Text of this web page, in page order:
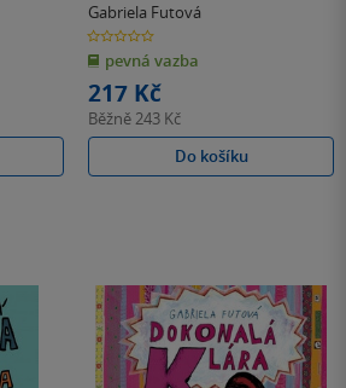
Gabriela Futová
0.0
z
5
hvězdiček
pevná vazba
217 Kč
Běžně243 Kč
Do košíku